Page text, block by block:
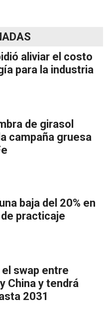
aliviar el costo
para la industria
de girasol
campaña gruesa
baja del 20% en
practicaje
swap entre
China y tendrá
2031